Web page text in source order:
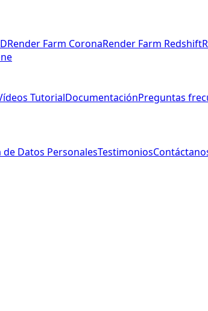
Render Farm CoronaRender Farm Redshift
TutorialDocumentaciónPreguntas
Datos PersonalesTestimonios